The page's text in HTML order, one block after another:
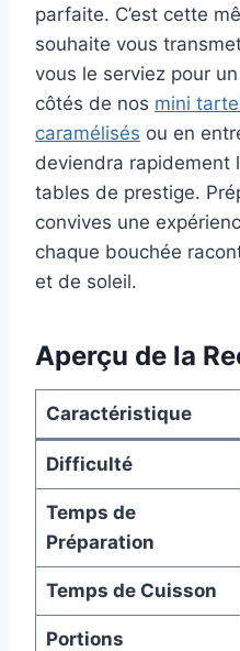
parfaite. C’est cette
souhaite vous
vous le serviez pour
côtés de nos mini
caramélisés ou en
deviendra rapidement
tables de prestige.
convives une
chaque bouchée
et de soleil.
Aperçu de la
Caractéristique
Difficulté
Temps de
Préparation
Temps de Cuisson
Portions